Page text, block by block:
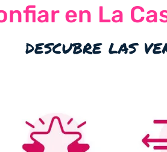
en La
descubre las